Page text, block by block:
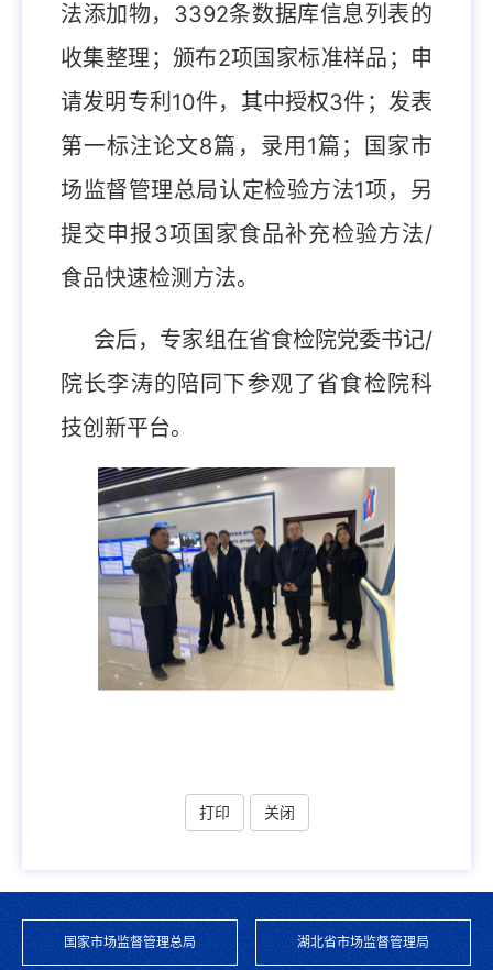
法添加物，3392条数据库信息列表的
收集整理；颁布2项国家标准样品；申
请发明专利10件，其中授权3件；发表
第一标注论文8篇，录用1篇；国家市
场监督管理总局认定检验方法1项，另
提交申报3项国家食品补充检验方法/
食品快速检测方法。
会后，专家组在省食检院党委书记/
院长李涛的陪同下参观了省食检院科
技创新平台。
打印 关闭
国家市场监督管理总局 湖北省市场监督管理局